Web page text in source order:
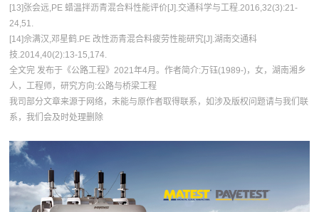
[13]张会远,PE 蜡温拌沥青混合料性能评价[J].交通科学与工程.2016,32(3):21-
24,51.
[14]佘满汉,邓星鹤.PE 改性沥青混合料疲劳性能研究[J].湖南交通科
技.2014,40(2):13-15,174.
全文完 发布于《公路工程》2021年4月。作者简介:万钰(1989-)，女，湖南湘乡
人，工程师，研究方向:公路与桥梁工程
我司部分文章来源于网络，未能与原作者取得联系，如涉及版权问题请与我们联
系，我们会及时处理删除